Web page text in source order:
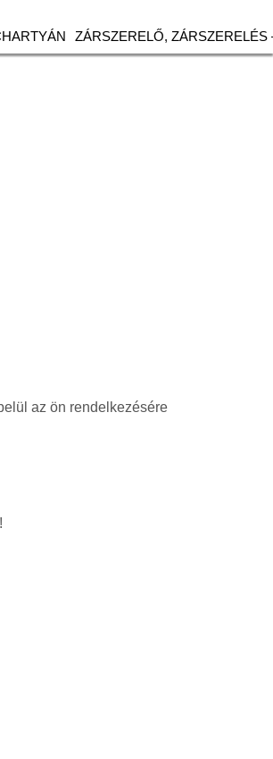
ZÁRSZERELŐ, ZÁRSZERELÉS
az ön rendelkezésére